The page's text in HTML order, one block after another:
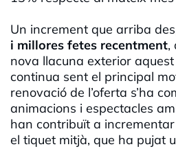
Un increment que arriba
i millores fetes recentment,
nova llacuna exterior
continua sent el principal
renovació de l’oferta s’ha
animacions i espectacles
han contribuït a
el tiquet mitjà, que ha pujat